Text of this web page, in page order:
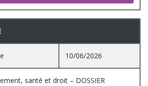
10/06/2026
santé et droit – DOSSIER